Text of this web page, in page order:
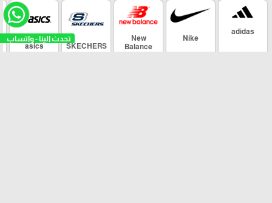
adidas
Nike
New
Balance
SKECHERS
asics